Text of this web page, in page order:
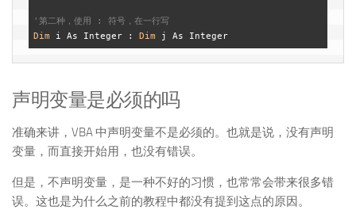
'第二种，使用 : 符号，在一行写
Dim i As Integer : Dim j As Integer
声明变量是必须的吗
准确来讲，VBA 中声明变量不是必须的。也就是说，没有声明
变量，而直接开始用，也没有错误。
但是，不声明变量，是一种不好的习惯，也常常会带来很多错
误。这也是为什么之前的教程中都没有提到这点的原因。